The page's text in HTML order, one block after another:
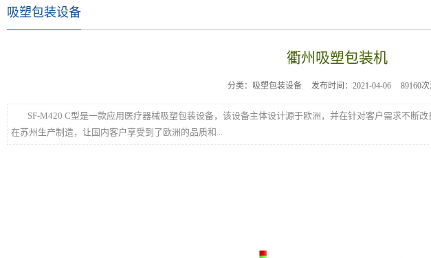
吸塑包装设备
衢州吸塑包装机
分类：吸塑包装设备 发布时间：2021-04-06 89160
SF-M420 C型是一款应用医疗器械吸塑包装设备，该设备主体设计源于欧洲，并在针对客户需求不断
在苏州生产制造，让国内客户享受到了欧洲的品质和...